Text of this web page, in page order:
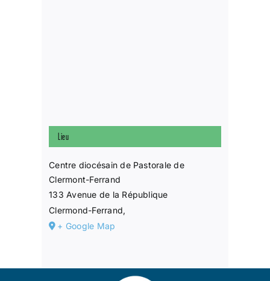
Lieu
Centre diocésain de Pastorale de
Clermont-Ferrand
133 Avenue de la République
Clermond-Ferrand,
+ Google Map